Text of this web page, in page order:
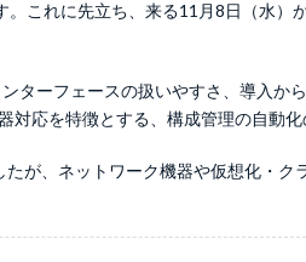
これに先立ち、来る11月8日（水
ターフェースの扱いやすさ、導入
対応を特徴とする、構成管理の自動化
が、ネットワーク機器や仮想化・